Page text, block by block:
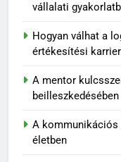
vállalati
Hogyan válhat a
értékesítési
A mentor
beilleszkedésében
A kommunikációs
életben